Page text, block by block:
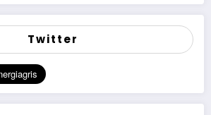
Twitter